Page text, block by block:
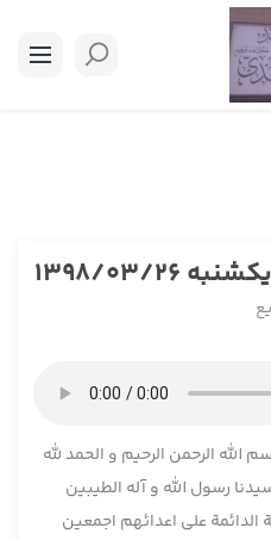
الله الرحمن الرحیم و الحمد لله
رسول الله و آله الطیبین
الدائمة علی اعدائهم اجمعین